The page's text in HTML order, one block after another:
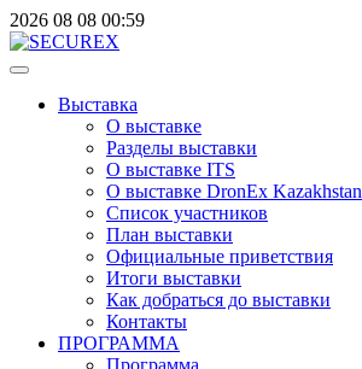
2026 08 08 00:59
Выставка
О выставке
Разделы выставки
О выставке ITS
О выставке DronEx Kazakhstan
Список участников
План выставки
Официальные приветствия
Итоги выставки
Как добраться до выставки
Контакты
ПРОГРАММА
Программа